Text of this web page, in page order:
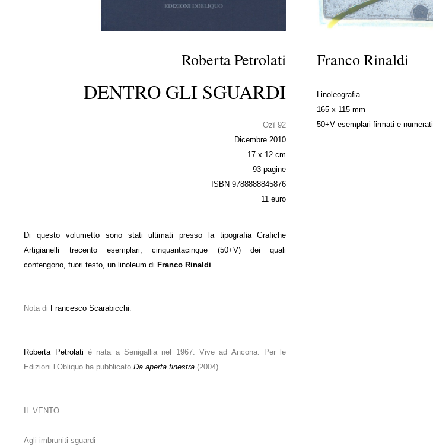
Roberta Petrolati
DENTRO GLI SGUARDI
Ozî 92
Dicembre 2010
17 x 12 cm
93 pagine
ISBN 9788888845876
11 euro
Di questo volumetto sono stati ultimati presso la tipografia Grafiche
Artigianelli trecento esemplari, cinquantacinque (50+V) dei quali
contengono, fuori testo, un linoleum di Franco Rinaldi
Nota di Francesco Scarabicchi.
Roberta Petrolati è nata a Senigallia nel 1967. Vive ad Ancona. Per le
Edizioni l’Obliquo ha pubblicatoDa aperta finestra (2004).
IL VENTO
Agli imbruniti sguardi
Franco Rinaldi
Linoleografia
165 x 115 mm
50+V esemplari firmati e numerati